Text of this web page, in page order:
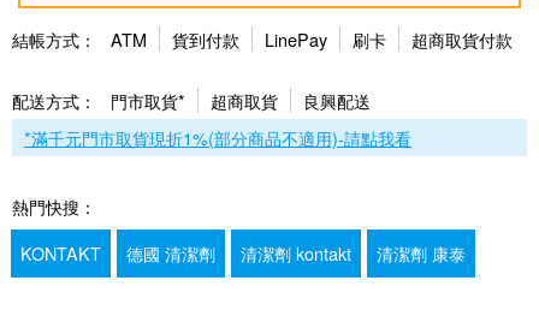
結帳方式： ATM 貨到付款 LinePay 刷卡 超商取貨付款
配送方式： 門市取貨* 超商取貨
良興配送
*滿千元門市取貨現折1%(部分商品不適用)-請點我看
熱門快搜：
KONTAKT
德國 清潔劑 清潔劑 kontakt 清潔劑 康泰